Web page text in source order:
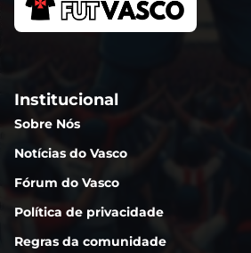
Institucional
Sobre Nós
Notícias do Vasco
Fórum do Vasco
Política de privacidade
Regras da comunidade